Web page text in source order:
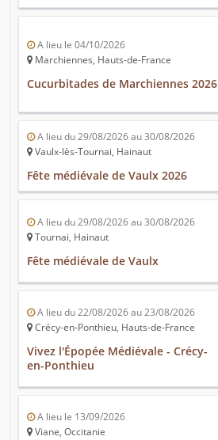
A lieu le 04/10/2026
Marchiennes, Hauts-de-France
Cucurbitades de Marchiennes 2026
A lieu du 29/08/2026 au 30/08/2026
Vaulx-lès-Tournai, Hainaut
Fête médiévale de Vaulx 2026
A lieu du 29/08/2026 au 30/08/2026
Tournai, Hainaut
Fête médiévale de Vaulx
A lieu du 22/08/2026 au 23/08/2026
Crécy-en-Ponthieu, Hauts-de-France
Vivez l'Épopée Médiévale - Crécy-
en-Ponthieu
A lieu le 13/09/2026
Viane, Occitanie